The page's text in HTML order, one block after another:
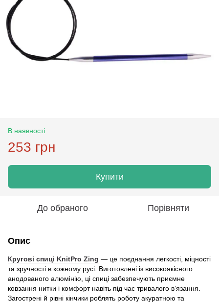
В наявності
253 грн
Купити
До обраного Порівняти
Опис
Кругові спиці KnitPro Zing — це поєднання легкості, міцності
та зручності в кожному русі. Виготовлені із високоякісного
анодованого алюмінію, ці спиці забезпечують приємне
ковзання нитки і комфорт навіть під час тривалого в’язання.
Загострені й рівні кінчики роблять роботу акуратною та